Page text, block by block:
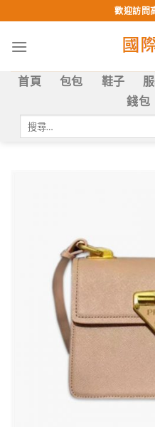
to
content
歡迎訪問
首頁 包包 鞋子
錢包